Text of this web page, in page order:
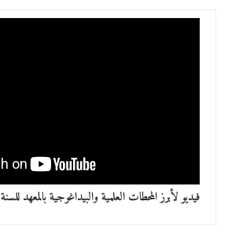
فيديو لأبرز المحطات العلمية والبيداغوجية بالمعهد للسنة 2023-2024